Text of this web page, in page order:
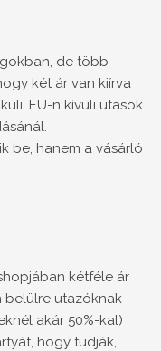
de több
két ár van kiírva
EU-n kívüli utasok
be, hanem a vásárló
kétféle ár
belülre utazóknak
akár 50%-kal)
hogy tudják,